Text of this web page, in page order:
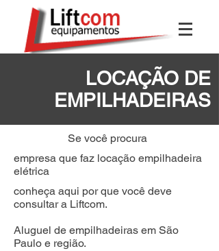
LOCAÇÃO DE
EMPILHADEIRAS
Se você procura
empresa que faz locação empilhadeira
elétrica
conheça aqui por que você deve
consultar a Liftcom.
Aluguel de empilhadeiras em São
Paulo e região.